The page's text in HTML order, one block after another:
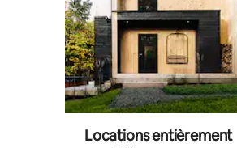
Locations entièrement